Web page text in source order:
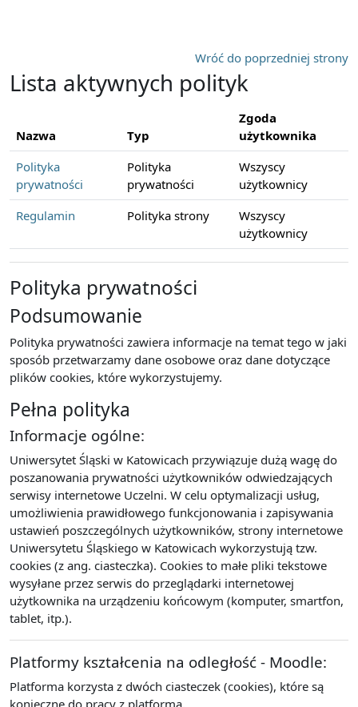
Wróć do poprzedniej strony
Lista aktywnych polityk
Nazwa Typ
Zgoda
użytkownika
Polityka
prywatności
Polityka
prywatności
Wszyscy
użytkownicy
Regulamin
Polityka strony
Wszyscy
użytkownicy
Polityka prywatności
Podsumowanie
Polityka prywatności zawiera informacje na temat tego w jaki
sposób przetwarzamy dane osobowe oraz dane dotyczące
plików cookies, które wykorzystujemy.
Pełna polityka
Informacje ogólne:
Uniwersytet Śląski w Katowicach przywiązuje dużą wagę do
poszanowania prywatności użytkowników odwiedzających
serwisy internetowe Uczelni. W celu optymalizacji usług,
umożliwienia prawidłowego funkcjonowania i zapisywania
ustawień poszczególnych użytkowników, strony internetowe
Uniwersytetu Śląskiego w Katowicach wykorzystują tzw.
cookies (z ang. ciasteczka). Cookies to małe pliki tekstowe
wysyłane przez serwis do przeglądarki internetowej
użytkownika na urządzeniu końcowym (komputer, smartfon,
tablet, itp.).
Platformy kształcenia na odległość - Moodle:
Platforma korzysta z dwóch ciasteczek (cookies), które są
konieczne do pracy z platformą.